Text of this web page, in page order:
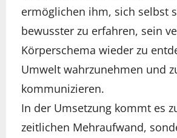
ermöglichen ihm, sich selbst
bewusster zu erfahren, sein
Körperschema wieder zu
Umwelt wahrzunehmen und
kommunizieren.
In der Umsetzung kommt es
zeitlichen Mehraufwand,